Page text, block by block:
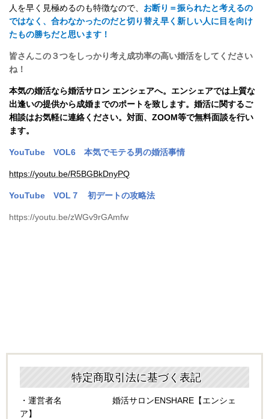
人を早く見極めるのも特徴なので、 お断り＝振られたと考えるの
ではなく、合わなかったのだと切り替え早く新しい人に目を向け
たもの勝ちだと思います！
皆さんこの３つをしっかり考え成功率の高い婚活をしてください
ね！
本気の婚活なら婚活サロン エンシェアへ。エンシェアでは 上質な
出逢いの提供から成婚までのポートを致します。婚活に関するご
相談はお気軽に連絡ください。対面、ZOOM等で無料面談を行い
ます。
YouTube VOL6 本気でモテる男の婚活事情
https://youtu.be/R5BGBkDnyPQ
YouTube VOL ７ 初デートの攻略法
https://youtu.be/zWGv9rGAmfw
特定商取引法に基づく表記
・運営者名 婚活サロンENSHARE【エンシェ
ア】